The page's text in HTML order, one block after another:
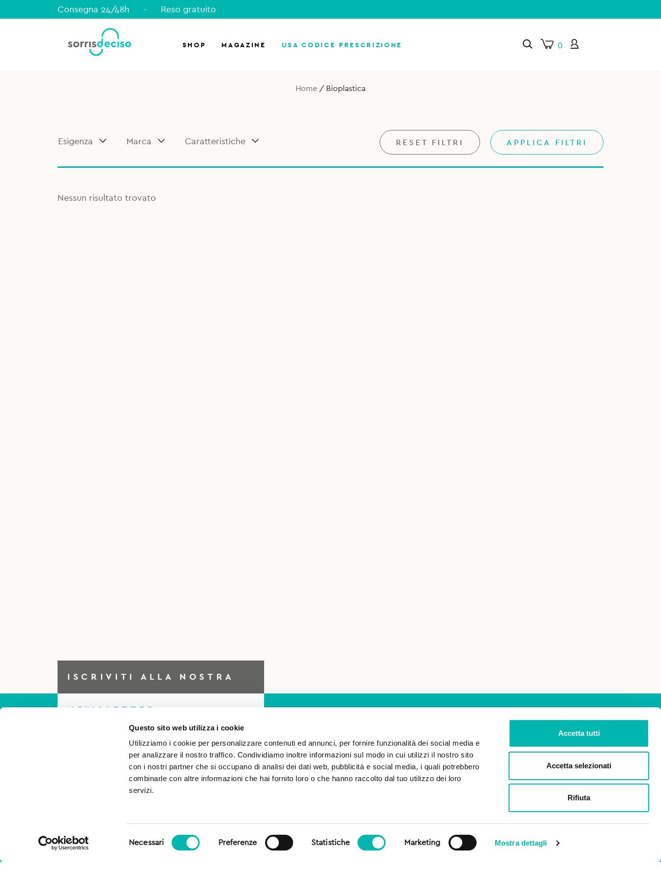
Questo sito web utilizza i cookie
Utilizziamo i cookie per personalizzare contenuti ed annunci, per fornire funzionalità dei social media e
per analizzare il nostro traffico. Condividiamo inoltre informazioni sul modo in cui utilizzi il nostro sito
con i nostri partner che si occupano di analisi dei dati web, pubblicità e social media, i quali potrebbero
combinarle con altre informazioni che hai fornito loro o che hanno raccolto dal tuo utilizzo dei loro
servizi.
Necessari Preferenze Statistiche Marketing Mostra dettagli
Accetta tutti
Accetta selezionati
Rifiuta
Consegna 24/48h - Reso gratuito
SHOP MAGAZINE USA CODICE PRESCRIZIONE 0
Home / Bioplastica
Esigenza Marca Caratteristiche RESET FILTRI APPLICA FILTRI
Nessun risultato trovato
ISCRIVITI ALLA NOSTRA
NEWSLETTER
Iscriviti alla Newsletter per
essere sempre al corrente di
tutto e ottieni il 5% di sconto
per il tuo primo acquisto!
ISCRIVITI